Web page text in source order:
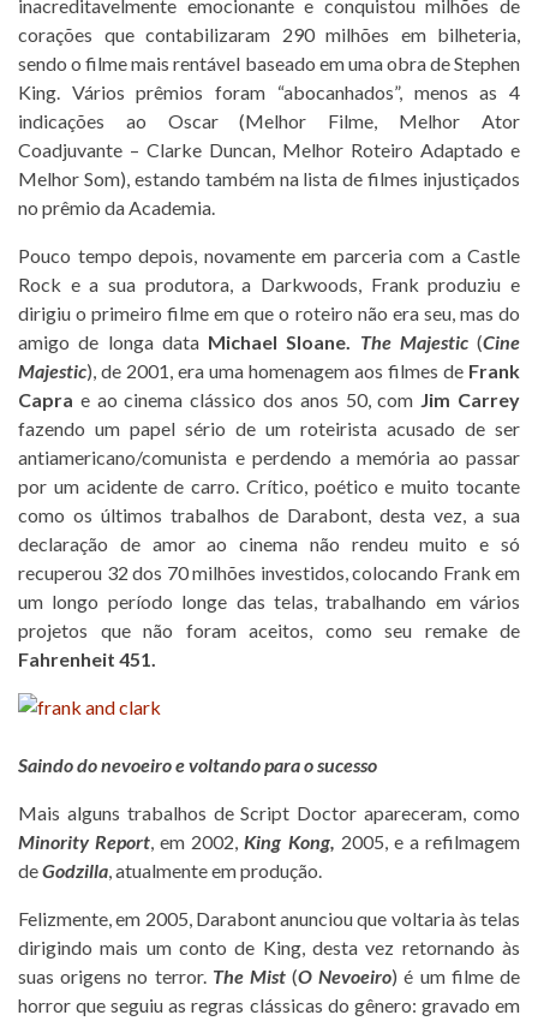
inacreditavelmente emocionante e conquistou milhões de
corações que contabilizaram 290 milhões em bilheteria,
sendo o filme mais rentável baseado em uma obra de Stephen
King. Vários prêmios foram “abocanhados”, menos as 4
indicações ao Oscar (Melhor Filme, Melhor Ator
Coadjuvante – Clarke Duncan, Melhor Roteiro Adaptado e
Melhor Som), estando também na lista de filmes injustiçados
no prêmio da Academia.
Pouco tempo depois, novamente em parceria com a Castle
Rock e a sua produtora, a Darkwoods, Frank produziu e
dirigiu o primeiro filme em que o roteiro não era seu, mas do
amigo de longa data Michael Sloane. The Majestic(Cine
Majestic), de 2001, era uma homenagem aos filmes de Frank
Capra e ao cinema clássico dos anos 50, com Jim Carrey
fazendo um papel sério de um roteirista acusado de ser
antiamericano/comunista e perdendo a memória ao passar
por um acidente de carro. Crítico, poético e muito tocante
como os últimos trabalhos de Darabont, desta vez, a sua
declaração de amor ao cinema não rendeu muito e só
recuperou 32 dos 70 milhões investidos, colocando Frank em
um longo período longe das telas, trabalhando em vários
projetos que não foram aceitos, como seu remake de
Fahrenheit 451.
Saindo do nevoeiro e voltando para o sucesso
Mais alguns trabalhos de Script Doctor apareceram, como
Minority Report, em 2002,King Kong, 2005, e a refilmagem
deGodzilla, atualmente em produção.
Felizmente, em 2005, Darabont anunciou que voltaria às telas
dirigindo mais um conto de King, desta vez retornando às
suas origens no terror.The Mist(O Nevoeiro) é um filme de
horror que seguiu as regras clássicas do gênero: gravado em